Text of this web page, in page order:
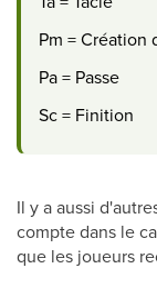
Pm = Création
Pa = Passe
Sc = Finition
Il y a aussi
compte dans le
que les joueurs